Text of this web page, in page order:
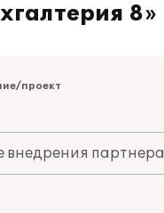
8»
проект
внедрения партнера